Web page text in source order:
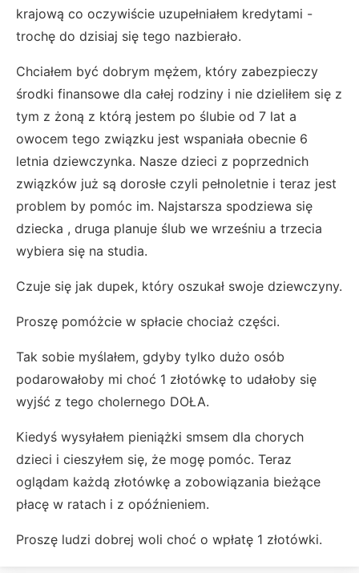
krajową co oczywiście uzupełniałem kredytami -
trochę do dzisiaj się tego nazbierało.
Chciałem być dobrym mężem, który zabezpieczy
środki finansowe dla całej rodziny i nie dzieliłem się z
tym z żoną z którą jestem po ślubie od 7 lat a
owocem tego związku jest wspaniała obecnie 6
letnia dziewczynka. Nasze dzieci z poprzednich
związków już są dorosłe czyli pełnoletnie i teraz jest
problem by pomóc im. Najstarsza spodziewa się
dziecka , druga planuje ślub we wrześniu a trzecia
wybiera się na studia.
Czuje się jak dupek, który oszukał swoje dziewczyny.
Proszę pomóżcie w spłacie chociaż części.
Tak sobie myślałem, gdyby tylko dużo osób
podarowałoby mi choć 1 złotówkę to udałoby się
wyjść z tego cholernego DOŁA.
Kiedyś wysyłałem pieniążki smsem dla chorych
dzieci i cieszyłem się, że mogę pomóc. Teraz
oglądam każdą złotówkę a zobowiązania bieżące
płacę w ratach i z opóźnieniem.
Proszę ludzi dobrej woli choć o wpłatę 1 złotówki.